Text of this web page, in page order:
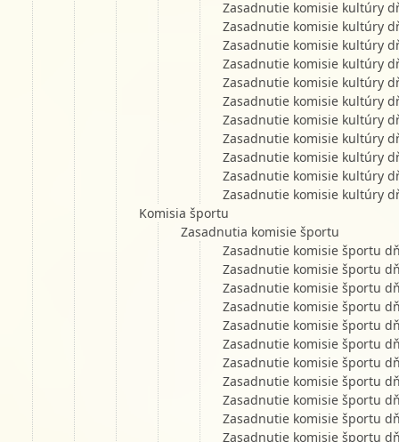
Zasadnutie komisie kultúry
Zasadnutie komisie kultúry
Zasadnutie komisie kultúry
Zasadnutie komisie kultúry
Zasadnutie komisie kultúry
Zasadnutie komisie kultúry
Zasadnutie komisie kultúry
Zasadnutie komisie kultúry
Zasadnutie komisie kultúry
Zasadnutie komisie kultúry
Zasadnutie komisie kultúry
Komisia športu
Zasadnutia komisie športu
Zasadnutie komisie športu
Zasadnutie komisie športu
Zasadnutie komisie športu
Zasadnutie komisie športu
Zasadnutie komisie športu
Zasadnutie komisie športu
Zasadnutie komisie športu
Zasadnutie komisie športu
Zasadnutie komisie športu
Zasadnutie komisie športu
Zasadnutie komisie športu